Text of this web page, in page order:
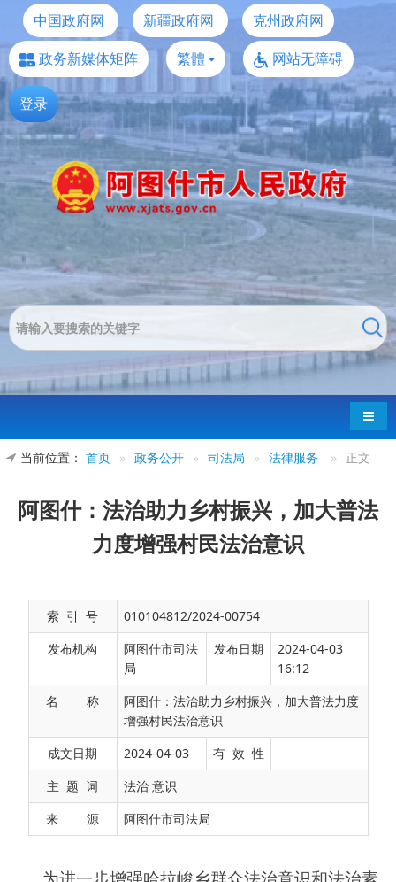
中国政府网 新疆政府网
克州政府网
政务新媒体矩阵
繁體 网站无障碍
登录
导航
当前位置： 首页 » 政务公开 » 司法局 » 法律服务 » 正文
阿图什：法治助力乡村振兴，加大普法
力度增强村民法治意识
索 引 号
010104812/2024-00754
发布机构
阿图什市司法
局
发布日期
2024-04-03
16:12
名 称
阿图什：法治助力乡村振兴，加大普法力度
增强村民法治意识
成文日期
2024-04-03
有 效 性
主 题 词
法治 意识
来 源
阿图什市司法局
养，切实将“办事依法遇事找法解决问题靠法”的法
治思维变成法治方式，恰逢阿图什市哈拉峻乡第三
届“乡村振兴杯”刁羊赛马活动举办，阿图什市司法
场”为群众开展了一堂别具一格的普法宣传。